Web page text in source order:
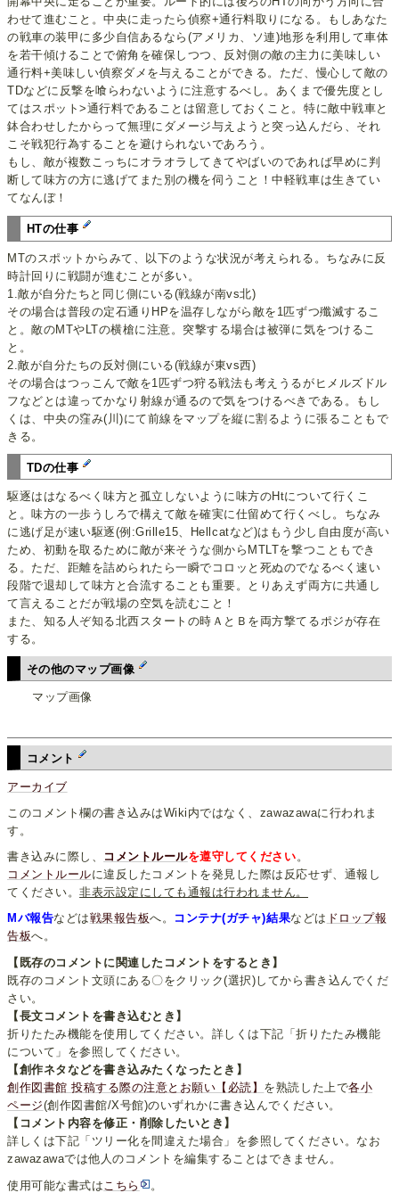
わせて進むこと。中央に走ったら偵察+通行料取りになる。もしあなた
の戦車の装甲に多少自信あるなら(アメリカ、ソ連)地形を利用して車体
を若干傾けることで俯角を確保しつつ、反対側の敵の主力に美味しい
通行料+美味しい偵察ダメを与えることができる。ただ、慢心して敵の
TDなどに反撃を喰らわないように注意するべし。あくまで優先度とし
てはスポット>通行料であることは留意しておくこと。特に敵中戦車と
鉢合わせしたからって無理にダメージ与えようと突っ込んだら、それ
こそ戦犯行為することを避けられないであろう。
もし、敵が複数こっちにオラオラしてきてやばいのであれば早めに判
断して味方の方に逃げてまた別の機を伺うこと！中軽戦車は生きてい
てなんぼ！
HTの仕事
MTのスポットからみて、以下のような状況が考えられる。ちなみに反
時計回りに戦闘が進むことが多い。
1.敵が自分たちと同じ側にいる(戦線が南vs北)
その場合は普段の定石通りHPを温存しながら敵を1匹ずつ殲滅するこ
と。敵のMTやLTの横槍に注意。突撃する場合は被弾に気をつけるこ
と。
2.敵が自分たちの反対側にいる(戦線が東vs西)
その場合はつっこんで敵を1匹ずつ狩る戦法も考えうるがヒメルズドル
フなどとは違ってかなり射線が通るので気をつけるべきである。もし
くは、中央の窪み(川)にて前線をマップを縦に割るように張ることもで
きる。
TDの仕事
駆逐ははなるべく味方と孤立しないように味方のHtについて行くこ
と。味方の一歩うしろで構えて敵を確実に仕留めて行くべし。ちなみ
に逃げ足が速い駆逐(例:Grille15、Hellcatなど)はもう少し自由度が高い
ため、初動を取るために敵が来そうな側からMTLTを撃つこともでき
る。ただ、距離を詰められたら一瞬でコロッと死ぬのでなるべく速い
段階で退却して味方と合流することも重要。とりあえず両方に共通し
て言えることだが戦場の空気を読むこと！
また、知る人ぞ知る北西スタートの時ＡとＢを両方撃てるポジが存在
する。
その他のマップ画像
マップ画像
コメント
アーカイブ
このコメント欄の書き込みはWiki内ではなく、zawazawaに行われま
す。
書き込みに際し、
コメントルールを遵守してください。
コメントルールに違反したコメントを発見した際は反応せず、通報し
てください。非表示設定にしても通報は行われません。
Mバ報告などは戦果報告板へ。 コンテナ(ガチャ)結果などは ドロップ報
告板へ。
【既存のコメントに関連したコメントをするとき】
既存のコメント文頭にある〇をクリック(選択)してから書き込んでくだ
さい。
【長文コメントを書き込むとき】
折りたたみ機能を使用してください。詳しくは下記「折りたたみ機能
について」を参照してください。
【創作ネタなどを書き込みたくなったとき】
創作図書館 投稿する際の注意とお願い【必読】 を熟読した上で各小
ページ(創作図書館/X号館)のいずれかに書き込んでください。
【コメント内容を修正・削除したいとき】
詳しくは下記「ツリー化を間違えた場合」を参照してください。なお
zawazawaでは他人のコメントを編集することはできません。
使用可能な書式は こちら
。